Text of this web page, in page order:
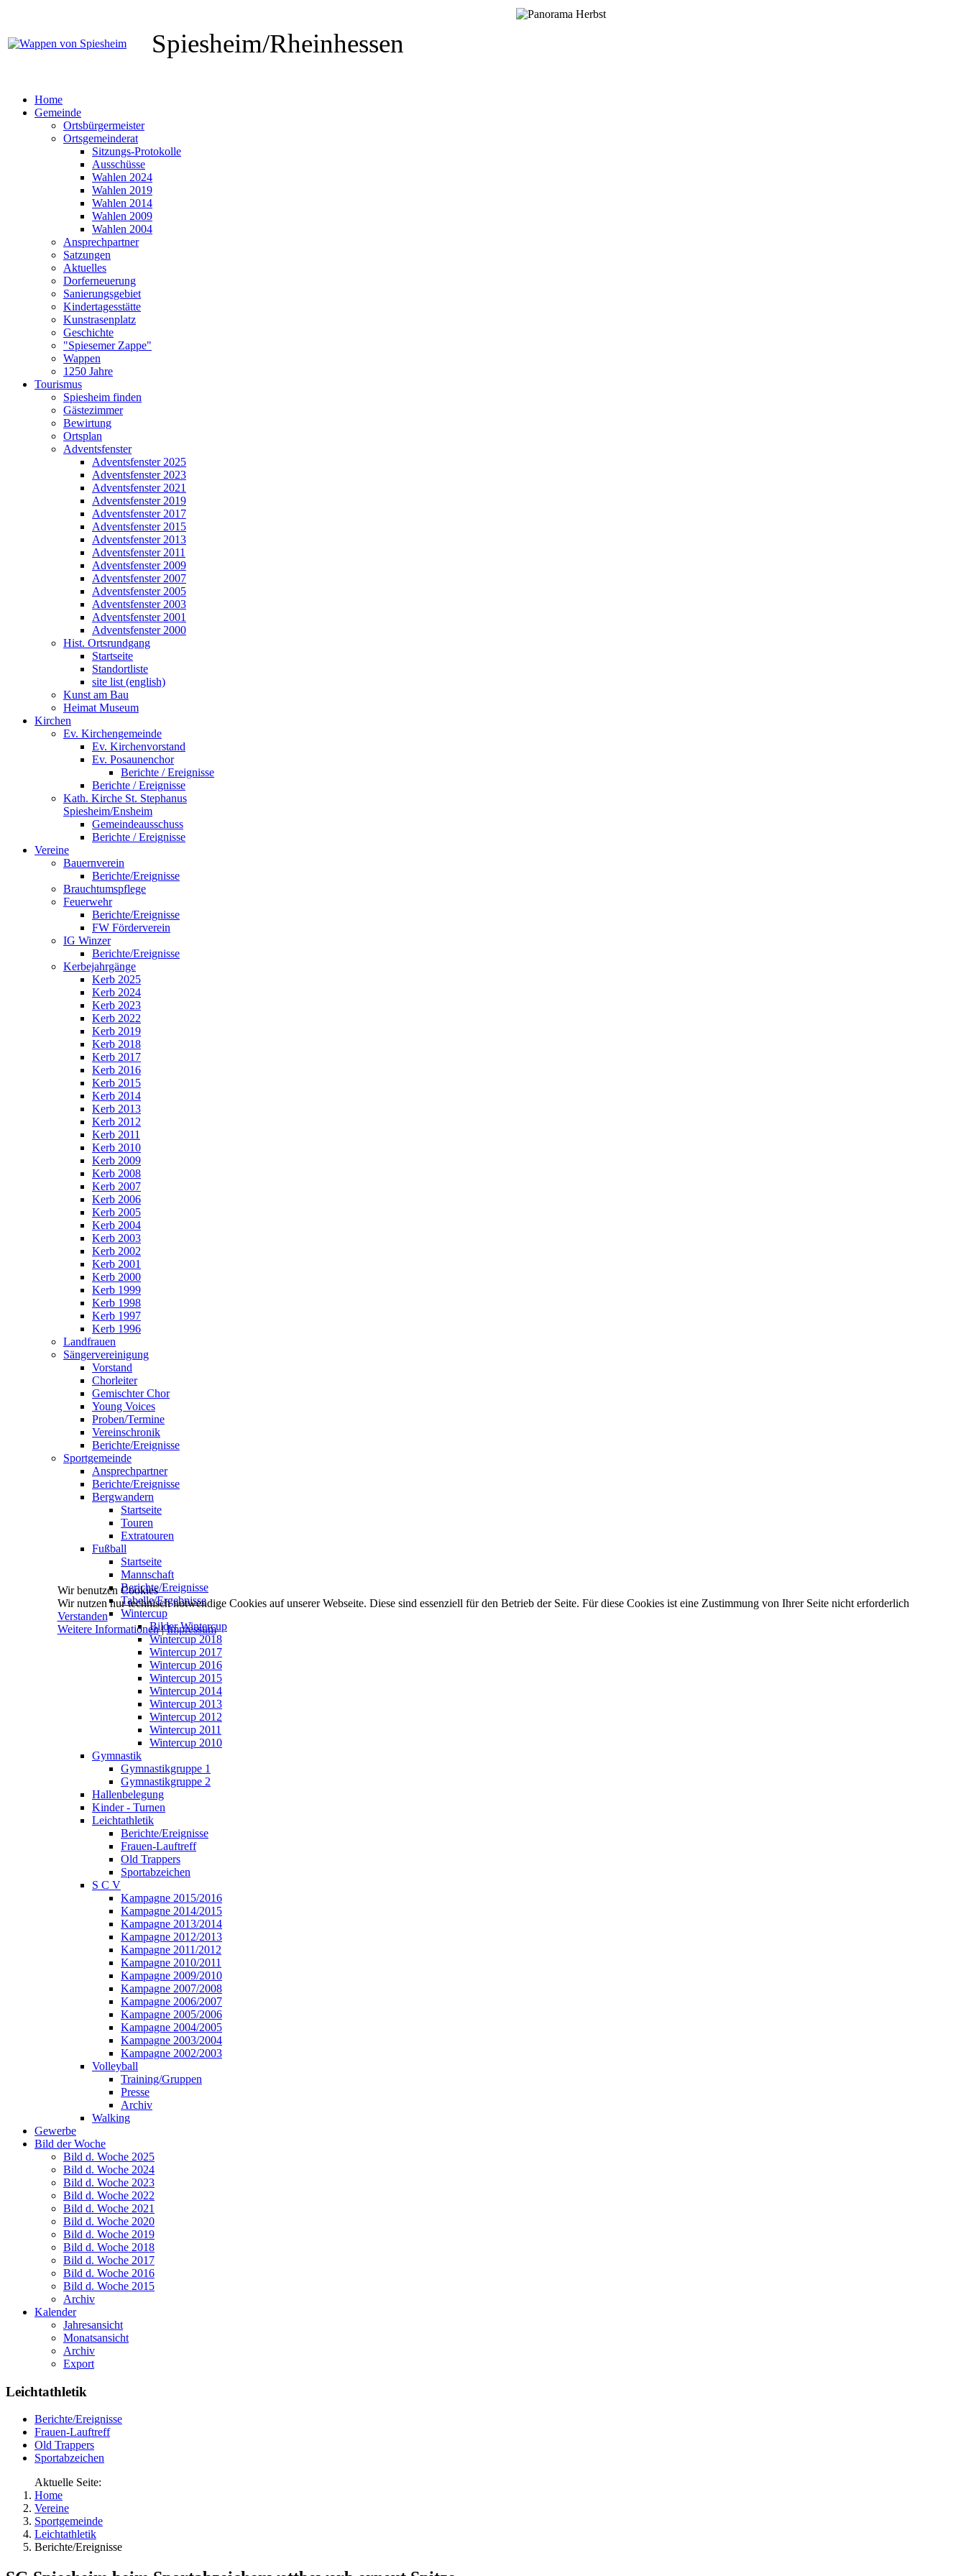
Spiesheim/Rheinhessen
Home
Gemeinde
Ortsbürgermeister
Ortsgemeinderat
Sitzungs-Protokolle
Ausschüsse
Wahlen 2024
Wahlen 2019
Wahlen 2014
Wahlen 2009
Wahlen 2004
Ansprechpartner
Satzungen
Aktuelles
Dorferneuerung
Sanierungsgebiet
Kindertagesstätte
Kunstrasenplatz
Geschichte
"Spiesemer Zappe"
Wappen
1250 Jahre
Tourismus
Spiesheim finden
Gästezimmer
Bewirtung
Ortsplan
Adventsfenster
Adventsfenster 2025
Adventsfenster 2023
Adventsfenster 2021
Adventsfenster 2019
Adventsfenster 2017
Adventsfenster 2015
Adventsfenster 2013
Adventsfenster 2011
Adventsfenster 2009
Adventsfenster 2007
Adventsfenster 2005
Adventsfenster 2003
Adventsfenster 2001
Adventsfenster 2000
Hist. Ortsrundgang
Startseite
Standortliste
site list (english)
Kunst am Bau
Heimat Museum
Kirchen
Ev. Kirchengemeinde
Ev. Kirchenvorstand
Ev. Posaunenchor
Berichte / Ereignisse
Berichte / Ereignisse
Kath. Kirche St. Stephanus
Spiesheim/Ensheim
Gemeindeausschuss
Berichte / Ereignisse
Vereine
Bauernverein
Berichte/Ereignisse
Brauchtumspflege
Feuerwehr
Berichte/Ereignisse
FW Förderverein
IG Winzer
Berichte/Ereignisse
Kerbejahrgänge
Kerb 2025
Kerb 2024
Kerb 2023
Kerb 2022
Kerb 2019
Kerb 2018
Kerb 2017
Kerb 2016
Kerb 2015
Kerb 2014
Kerb 2013
Kerb 2012
Kerb 2011
Kerb 2010
Kerb 2009
Kerb 2008
Kerb 2007
Kerb 2006
Kerb 2005
Kerb 2004
Kerb 2003
Kerb 2002
Kerb 2001
Kerb 2000
Kerb 1999
Kerb 1998
Kerb 1997
Kerb 1996
Landfrauen
Sängervereinigung
Vorstand
Chorleiter
Gemischter Chor
Young Voices
Proben/Termine
Vereinschronik
Berichte/Ereignisse
Sportgemeinde
Ansprechpartner
Berichte/Ereignisse
Bergwandern
Startseite
Touren
Extratouren
Fußball
Startseite
Mannschaft
Berichte/Ereignisse
Tabelle/Ergebnisse
Wintercup
Bilder Wintercup
Wintercup 2018
Wintercup 2017
Wintercup 2016
Wintercup 2015
Wintercup 2014
Wintercup 2013
Wintercup 2012
Wintercup 2011
Wintercup 2010
Gymnastik
Gymnastikgruppe 1
Gymnastikgruppe 2
Hallenbelegung
Kinder - Turnen
Leichtathletik
Berichte/Ereignisse
Frauen-Lauftreff
Old Trappers
Sportabzeichen
S C V
Kampagne 2015/2016
Kampagne 2014/2015
Kampagne 2013/2014
Kampagne 2012/2013
Kampagne 2011/2012
Kampagne 2010/2011
Kampagne 2009/2010
Kampagne 2007/2008
Kampagne 2006/2007
Kampagne 2005/2006
Kampagne 2004/2005
Kampagne 2003/2004
Kampagne 2002/2003
Volleyball
Training/Gruppen
Presse
Archiv
Walking
Gewerbe
Bild der Woche
Bild d. Woche 2025
Bild d. Woche 2024
Bild d. Woche 2023
Bild d. Woche 2022
Bild d. Woche 2021
Bild d. Woche 2020
Bild d. Woche 2019
Bild d. Woche 2018
Bild d. Woche 2017
Bild d. Woche 2016
Bild d. Woche 2015
Archiv
Kalender
Jahresansicht
Monatsansicht
Archiv
Export
Leichtathletik
Berichte/Ereignisse
Frauen-Lauftreff
Old Trappers
Sportabzeichen
Aktuelle Seite:
Home
Vereine
Sportgemeinde
Leichtathletik
Berichte/Ereignisse
Wir benutzen Cookies
Wir nutzen nur technisch notwendige Cookies auf unserer Webseite. Diese sind essenziell für den Betrieb der Seite. Für diese Cookies ist eine Zustimmung von Ihrer Seite nicht erforderlich
Verstanden
Weitere Informationen|Impressum